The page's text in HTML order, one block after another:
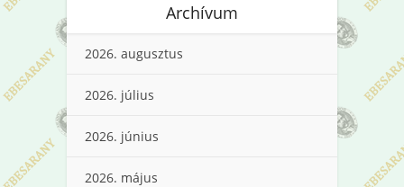
Archívum
2026. augusztus
2026. július
2026. június
2026. május